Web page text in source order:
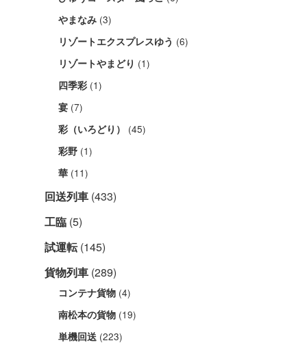
やまなみ (3)
リゾートエクスプレスゆう (6)
リゾートやまどり (1)
四季彩 (1)
宴 (7)
彩（いろどり） (45)
彩野 (1)
華 (11)
回送列車 (433)
工臨 (5)
試運転(145)
貨物列車 (289)
コンテナ貨物 (4)
南松本の貨物 (19)
単機回送 (223)